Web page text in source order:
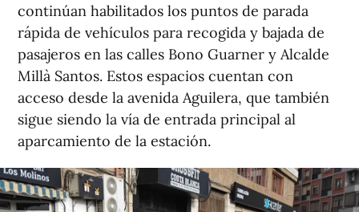
continúan habilitados los puntos de parada
rápida de vehículos para recogida y bajada de
pasajeros en las calles Bono Guarner y Alcalde
Millà Santos. Estos espacios cuentan con
acceso desde la avenida Aguilera, que también
sigue siendo la vía de entrada principal al
aparcamiento de la estación.